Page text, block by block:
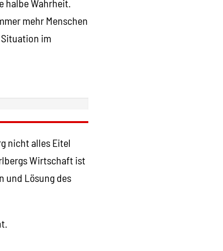
halbe Wahrheit.
mehr Menschen
im
nicht alles Eitel
Wirtschaft ist
und Lösung des